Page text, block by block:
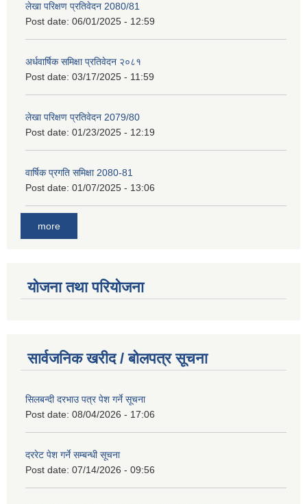
लेखा परिक्षण प्रतिवेदन 2080/81
Post date: 06/01/2025 - 12:59
अर्धवार्षिक समिक्षा प्रतिवेदन २०८१
Post date: 03/17/2025 - 11:59
लेखा परिक्षण प्रतिवेदन 2079/80
Post date: 01/23/2025 - 12:19
वार्षिक प्रगति समिक्षा 2080-81
Post date: 01/07/2025 - 13:06
more
योजना तथा परियोजना
सार्वजनिक खरीद / बोलपत्र सूचना
सिलबन्दी दरभाउ पत्र पेश गर्ने सूचना
Post date: 08/04/2026 - 17:06
दररेट पेश गर्ने सम्बन्धी सूचना
Post date: 07/14/2026 - 09:56